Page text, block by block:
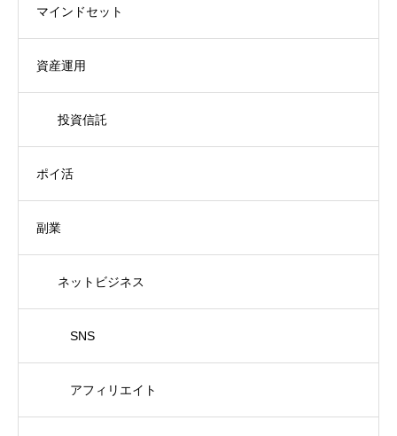
マインドセット
資産運用
投資信託
ポイ活
副業
ネットビジネス
SNS
アフィリエイト